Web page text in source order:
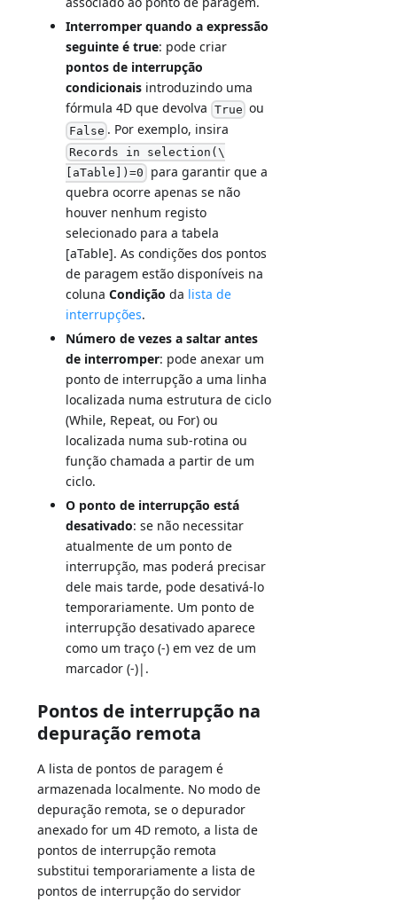
Interromper quando a expressão
seguinte é true: pode criar
pontos de interrupção
condicionais introduzindo uma
fórmula 4D que devolva True ou
False . Por exemplo, insira
Records in selection(\
[aTable])=0 para garantir que a
quebra ocorre apenas se não
houver nenhum registo
selecionado para a tabela
[aTable]. As condições dos pontos
de paragem estão disponíveis na
colunaCondição da lista de
interrupções.
Número de vezes a saltar antes
de interromper: pode anexar um
ponto de interrupção a uma linha
localizada numa estrutura de ciclo
(While, Repeat, ou For) ou
localizada numa sub-rotina ou
função chamada a partir de um
ciclo.
O ponto de interrupção está
desativado: se não necessitar
atualmente de um ponto de
interrupção, mas poderá precisar
dele mais tarde, pode desativá-lo
temporariamente. Um ponto de
interrupção desativado aparece
como um traço (-) em vez de um
marcador (-)|.
Pontos de interrupção na
depuração remota
A lista de pontos de paragem é
armazenada localmente. No modo de
depuração remota, se o depurador
anexado for um 4D remoto, a lista de
pontos de interrupção remota
substitui temporariamente a lista de
pontos de interrupção do servidor